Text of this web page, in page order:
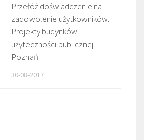
Przełóż doświadczenie na
zadowolenie użytkowników.
Projekty budynków
użyteczności publicznej –
Poznań
30-08-2017